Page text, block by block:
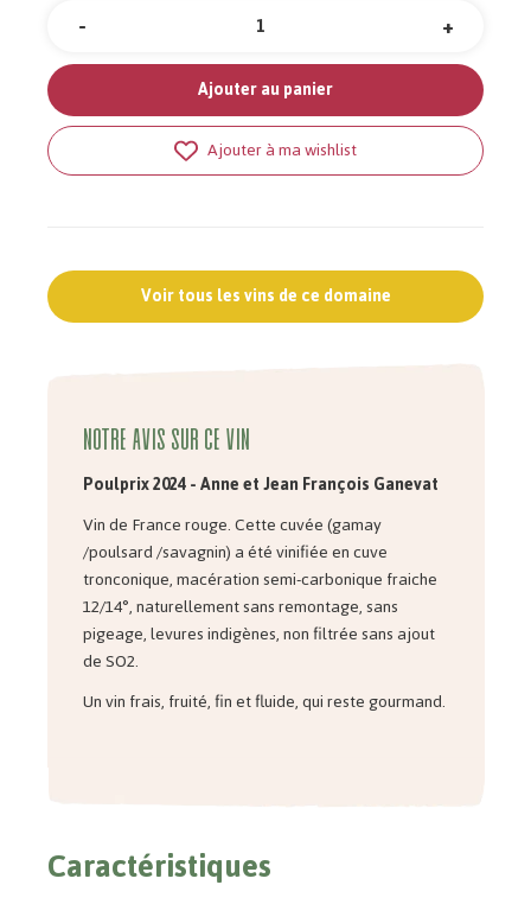
Quantité +
-
Ajouter au panier
Ajouter à ma wishlist
Voir tous les vins de ce domaine
Notre avis sur ce vin
Poulprix 2024 - Anne et Jean François Ganevat
Vin de France rouge. Cette cuvée (gamay
/poulsard /savagnin) a été vinifiée en cuve
tronconique, macération semi-carbonique fraiche
12/14°, naturellement sans remontage, sans
pigeage, levures indigènes, non filtrée sans ajout
de SO2.
Un vin frais, fruité, fin et fluide, qui reste gourmand.
Caractéristiques